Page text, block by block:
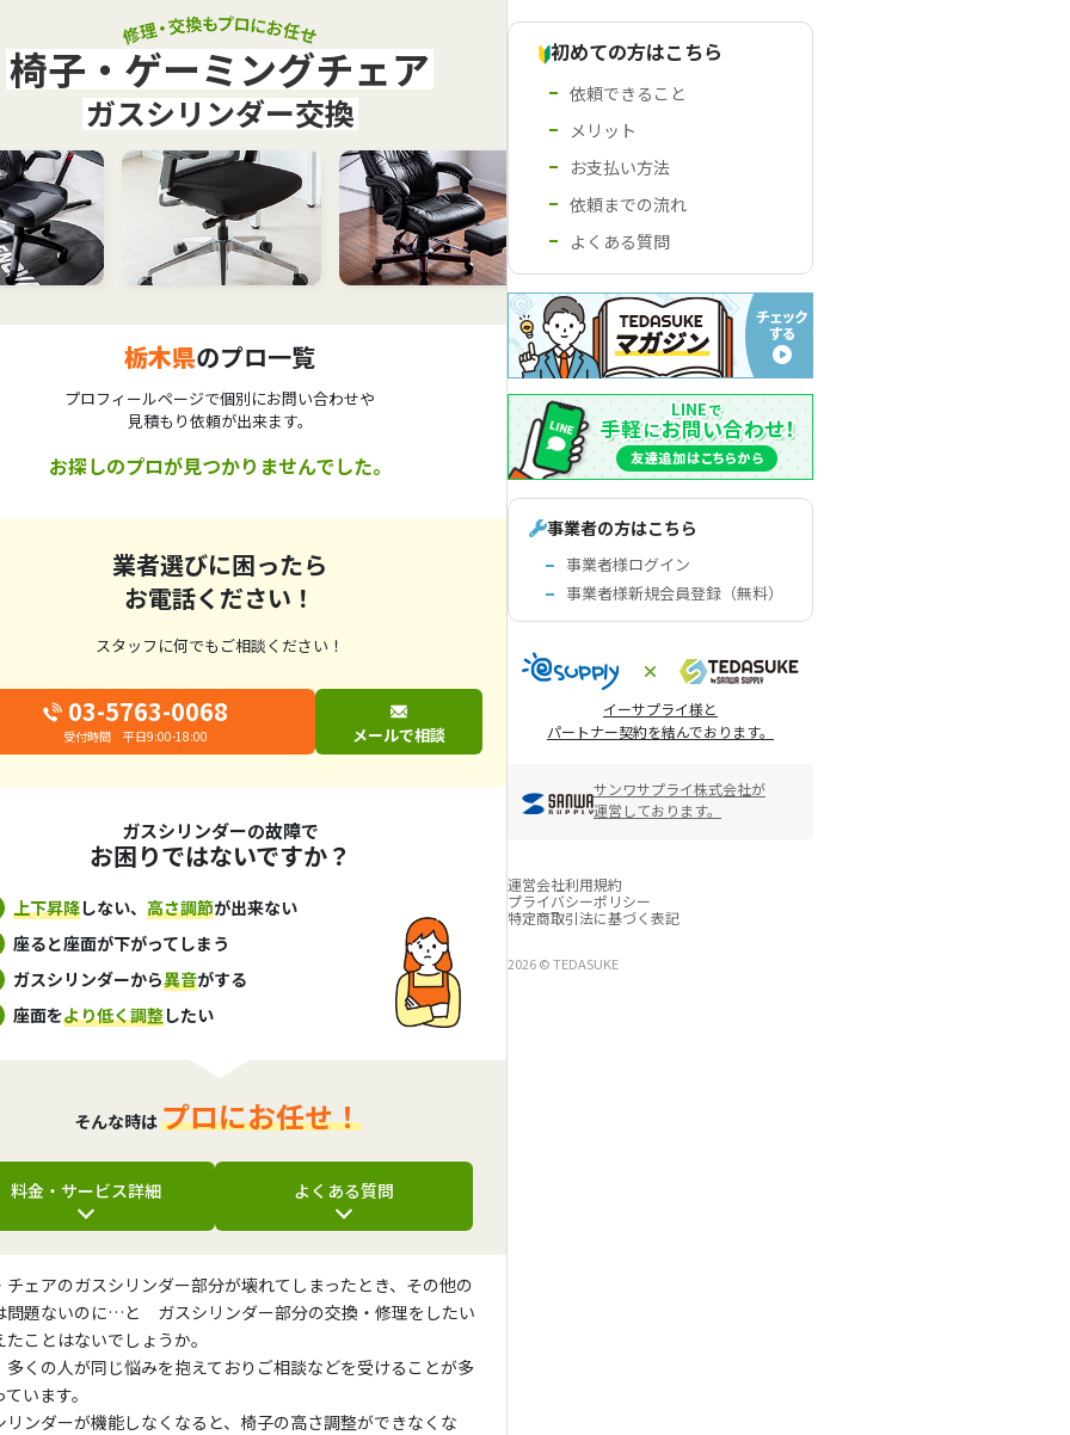
椅子・ゲーミングチェア
ガスシリンダー交換
栃木県のプロ一覧
プロフィールページで個別にお問い合わせや
見積もり依頼が出来ます。
お探しのプロが見つかりませんでした。
業者選びに困ったら
お電話ください！
スタッフに何でもご相談ください！
03-5763-0068
受付時間 平日9:00-18:00 メールで相談
ガスシリンダーの故障で
お困りではないですか？
上下昇降しない、 高さ調節が出来ない
座ると座面が下がってしまう
ガスシリンダーから異音がする
座面をより低く調整したい
そんな時はプロにお任せ！
料金・サービス詳細 よくある質問
チェアのガスシリンダー部分が壊れてしまったとき、その他の
問題ないのに…と ガスシリンダー部分の交換・修理をしたい
たことはないでしょうか。
多くの人が同じ悩みを抱えておりご相談などを受けることが多
います。
リンダーが機能しなくなると、椅子の高さ調整ができなくな
初めての方はこちら
依頼できること
メリット
お支払い方法
依頼までの流れ
よくある質問
事業者の方はこちら
事業者様ログイン
事業者様新規会員登録（無料）
イーサプライ様と
パートナー契約を結んでおります。
サンワサプライ株式会社が
運営しております。
運営会社利用規約
プライバシーポリシー
特定商取引法に基づく表記
2026 © TEDASUKE